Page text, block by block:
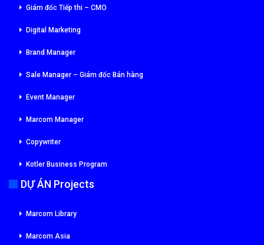
Giám đốc Tiếp thi – CMO
Digital Marketing
Brand Manager
Sale Manager – Giám đốc Bán hàng
Event Manager
Marcom Manager
Copywriter
Kotler Business Program
DỰ ÁN Projects
Marcom Library
Marcom Asia